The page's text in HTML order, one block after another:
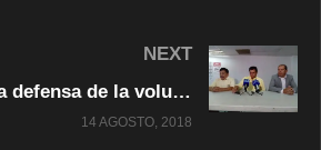
NEXT
Impugnación es la defensa de la voluntad popular no acto de capricho: Defensa de Mocken
14 AGOSTO, 2018